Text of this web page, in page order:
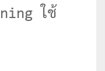
ใช้